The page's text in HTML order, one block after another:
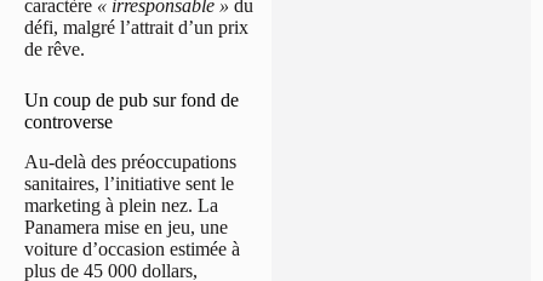
caractère « irresponsable » du
défi, malgré l’attrait d’un prix
de rêve.
Un coup de pub sur fond de
controverse
Au-delà des préoccupations
sanitaires, l’initiative sent le
marketing à plein nez. La
Panamera mise en jeu, une
voiture d’occasion estimée à
plus de 45 000 dollars,